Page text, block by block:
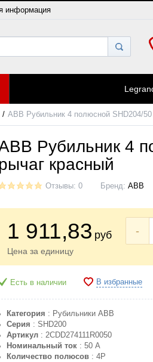
информация
ABB Рубильник 4 полюсной SHD204/
Рубильник 4
красный
Отзывы: 0 Бренд: ABB
1 911,83 руб
Цена за единицу
-
Есть в наличии В избранные
Категория : Рубильники ABB
Серия : SHD200
Артикул: 2CDD274111R0050
Номинальный ток: 50 A
Количество полюсов: 4P